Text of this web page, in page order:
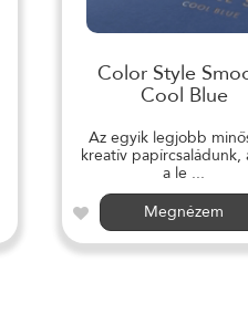
Color Style
Cool Blue
Az egyik legjobb
kreatív papírcsaládunk,
a le ...
Megnézem